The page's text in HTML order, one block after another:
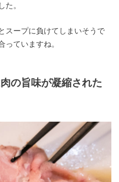
た。
スープに負けてしまいそうで
っていますね。
の旨味が凝縮された